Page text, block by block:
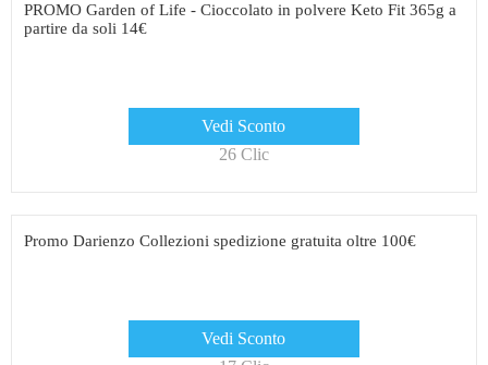
PROMO Garden of Life - Cioccolato in polvere Keto Fit 365g a
partire da soli 14€
Vedi Sconto
26 Clic
Promo Darienzo Collezioni spedizione gratuita oltre 100€
Vedi Sconto